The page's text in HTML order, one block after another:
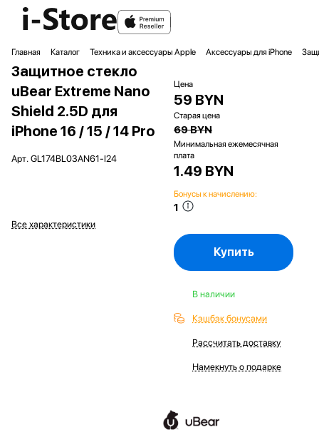
Главная Каталог Техника и аксессуары Apple Аксессуары для iPhone
Защитное стекло
uBear Extreme Nano
Shield 2.5D для
iPhone 16 / 15 / 14 Pro
Арт. GL174BL03AN61-I24
Все характеристики
Цена
59 BYN
Старая цена
69 BYN
Минимальная ежемесячная
плата
1.49 BYN
Бонусы к начислению:
1
Купить
В наличии
Кэшбэк бонусами
Рассчитать доставку
Намекнуть о подарке